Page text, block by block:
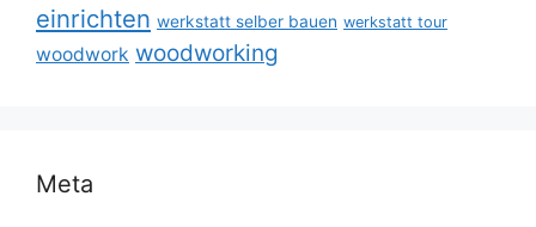
einrichten werkstatt selber bauen werkstatt tour
woodwork woodworking
Meta